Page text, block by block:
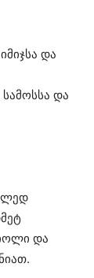
და
და
და